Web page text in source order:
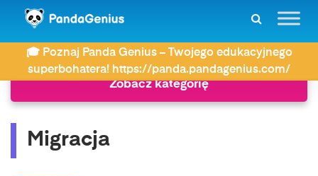
🎓 Poznaj Panda Genius – Twojego edukacyjnego
superbohatera! https://panda.pandagenius.com/
ZDAY Słownik Migracja
Zobacz kategorię
Migracja